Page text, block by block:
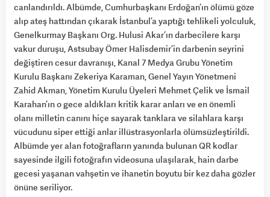
canlandırıldı. Albümde, Cumhurbaşkanı Erdoğan’ın ölümü göze
alıp ateş hattından çıkarak İstanbul’a yaptığı tehlikeli yolculuk,
Genelkurmay Başkanı Org. Hulusi Akar’ın darbecilere karşı
vakur duruşu, Astsubay Ömer Halisdemir’in darbenin seyrini
değiştiren cesur davranışı, Kanal 7 Medya Grubu Yönetim
Kurulu Başkanı Zekeriya Karaman, Genel Yayın Yönetmeni
Zahid Akman, Yönetim Kurulu Üyeleri Mehmet Çelik ve İsmail
Karahan’ın o gece aldıkları kritik karar anları ve en önemli
olanı milletin canını hiçe sayarak tanklara ve silahlara karşı
vücudunu siper ettiği anlar illüstrasyonlarla ölümsüzleştirildi.
Albümde yer alan fotoğrafların yanında bulunan QR kodlar
sayesinde ilgili fotoğrafın videosuna ulaşılarak, hain darbe
gecesi yaşanan vahşetin ve ihanetin boyutu bir kez daha gözler
önüne seriliyor.